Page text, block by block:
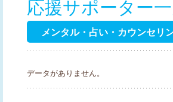
応援サポーター
メンタル・占い・カウンセリ
データがありません。